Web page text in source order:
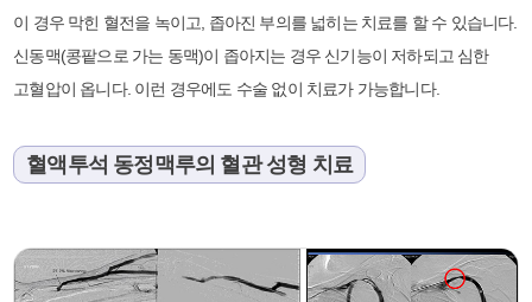
이 경우 막힌 혈전을 녹이고, 좁아진 부의를 넓히는 치료를 할 수 있습니다.
신동맥(콩팥으로 가는 동맥)이 좁아지는 경우 신기능이 저하되고 심한
고혈압이 옵니다. 이런 경우에도 수술 없이 치료가 가능합니다.
혈액투석 동정맥루의 혈관 성형 치료